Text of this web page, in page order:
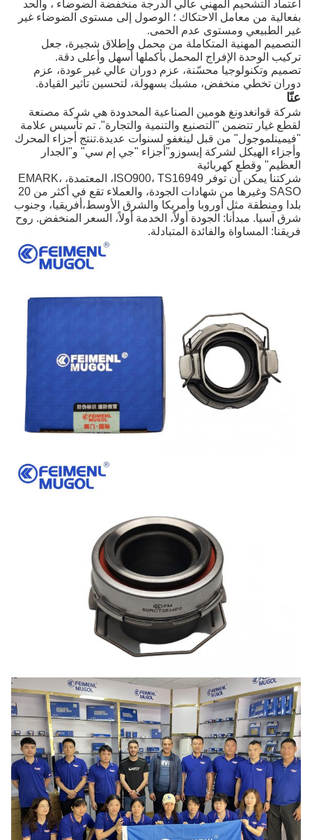
اعتماد التشحيم المهني عالي الدرجة منخفضة الضوضاء ، والحد
بفعالية من معامل الاحتكاك ؛ الوصول إلى مستوى الضوضاء غير
غير الطبيعي ومستوى عدم الحمى.
التصميم المهنية المتكاملة من محمل وإطلاق شجيرة، جعل
تركيب الوحدة الإفراج المحمل بأكملها أسهل وأعلى دقة.
تصميم وتكنولوجيا محسّنة، عزم دوران عالي غير عودة، عزم
دوران تخطي منخفض، مشبك بسهولة، لتحسين تأثير القيادة.
عنّا
شركة قوانغدونغ هومين الصناعية المحدودة هي شركة مصنعة
لقطع غيار تتضمن "التصنيع والتنمية والتجارة". تم تأسيس علامة
"فيمينلموجول" من قبل لينغفو لسنوات عديدة.تنتج أجزاء المحرك
وأجزاء الهيكل لشركة إيسوزو"أجزاء "جي إم سي" و"الجدار
العظيم" وقطع كهربائية
شركتنا يمكن أن توفر ISO900، TS16949، المعتمدة، EMARK،
SASO وغيرها من شهادات الجودة، والعملاء تقع في أكثر من 20
بلدا ومنطقة مثل أوروبا وأمريكا والشرق الأوسط،أفريقيا، وجنوب
شرق آسيا. مبدأنا: الجودة أولاً، الخدمة أولاً، السعر المنخفض. روح
فريقنا: المساواة والفائدة المتبادلة.